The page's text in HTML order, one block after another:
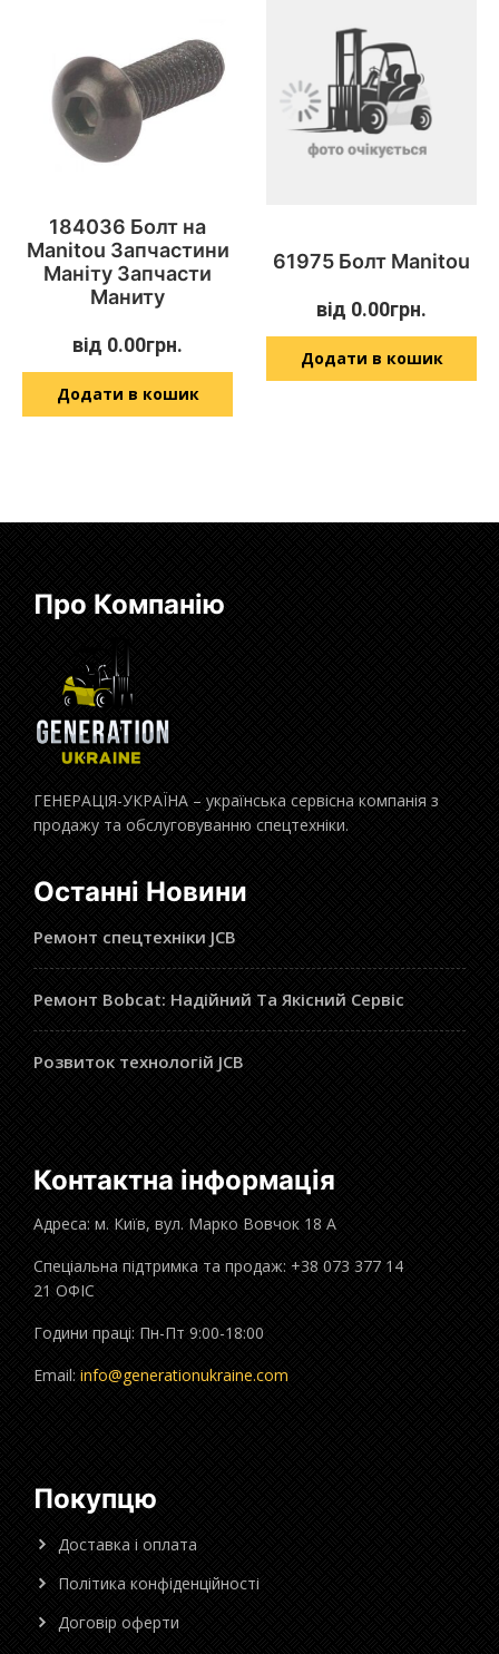
184036 Болт на
Manitou Запчастини
Маніту Запчасти
Маниту
від 0.00грн.
Додати в кошик
61975 Болт Manitou
від 0.00грн.
Додати в кошик
Про Компанію
ГЕНЕРАЦІЯ-УКРАЇНА – українська сервісна компанія з
продажу та обслуговуванню спецтехніки.
Останні Новини
Ремонт спецтехніки JCB
Ремонт Bobcat: Надійний Та Якісний Сервіс
Розвиток технологій JCB
Контактна інформація
Адреса: м. Київ, вул. Марко Вовчок 18 А
Спеціальна підтримка та продаж: +38 073 377 14
21 ОФІС
Години праці: Пн-Пт 9:00-18:00
Email: info@generationukraine.com
Покупцю
Доставка і оплата
Політика конфіденційності
Договір оферти